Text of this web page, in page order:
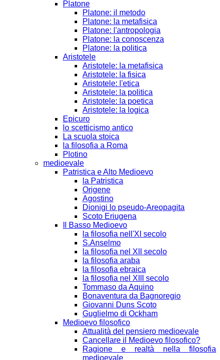
Platone
Platone: il metodo
Platone: la metafisica
Platone: l'antropologia
Platone: la conoscenza
Platone: la politica
Aristotele
Aristotele: la metafisica
Aristotele: la fisica
Aristotele: l'etica
Aristotele: la politica
Aristotele: la poetica
Aristotele: la logica
Epicuro
lo scetticismo antico
La scuola stoica
la filosofia a Roma
Plotino
medioevale
Patristica e Alto Medioevo
la Patristica
Origene
Agostino
Dionigi lo pseudo-Areopagita
Scoto Eriugena
Il Basso Medioevo
la filosofia nell'XI secolo
S.Anselmo
la filosofia nel XII secolo
la filosofia araba
la filosofia ebraica
la filosofia nel XIII secolo
Tommaso da Aquino
Bonaventura da Bagnoregio
Giovanni Duns Scoto
Guglielmo di Ockham
Medioevo filosofico
Attualità del pensiero medioevale
Cancellare il Medioevo filosofico?
Ragione e realtà nella filosofia
medioevale